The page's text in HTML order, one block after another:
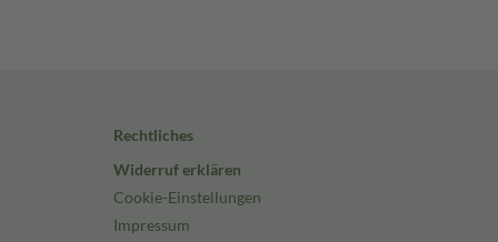
Rechtliches
Widerruf erklären
Cookie-Einstellungen
Impressum